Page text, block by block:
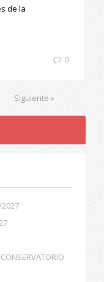
de la
0
Siguiente »
2027